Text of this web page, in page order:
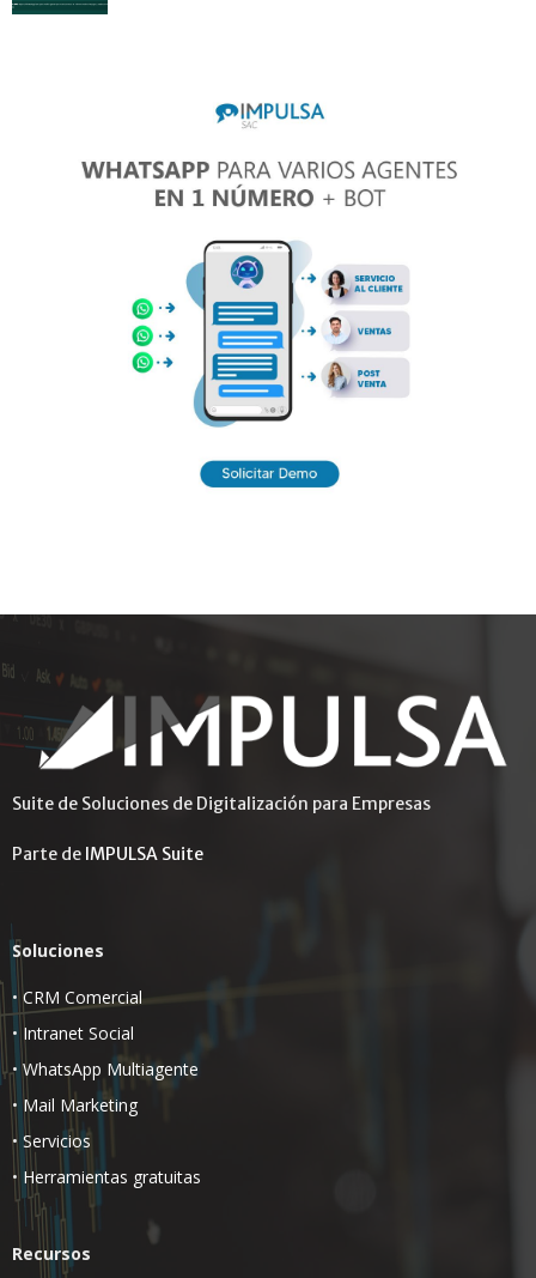
Suite de Soluciones de Digitalización para Empresas
Parte de IMPULSA Suite
Soluciones
•CRM Comercial
• Intranet Social
• WhatsApp Multiagente
• Mail Marketing
• Servicios
• Herramientas gratuitas
Recursos